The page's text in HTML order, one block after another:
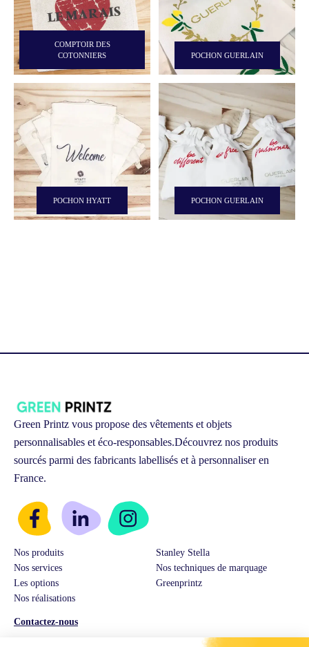
COMPTOIR DES
COTONNIERS
POCHON GUERLAIN
POCHON HYATT POCHON GUERLAIN
Green Printz vous propose des vêtements et objets
personnalisables et éco-responsables.Découvrez nos produits
sourcés parmi des fabricants labellisés et à personnaliser en
France.
Nos produits
Stanley Stella
Nos services
Nos techniques de marquage
Les options
Greenprintz
Nos réalisations
Contactez-nous